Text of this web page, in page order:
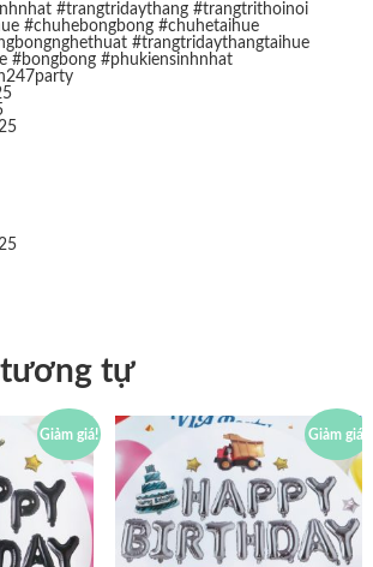
#trangtridaythang #trangtrithoinoi
#chuhebongbong #chuhetaihue
#trangtridaythangtaihue
#bongbong #phukiensinhnhat
tương tự
Giảm giá! Giảm giá!